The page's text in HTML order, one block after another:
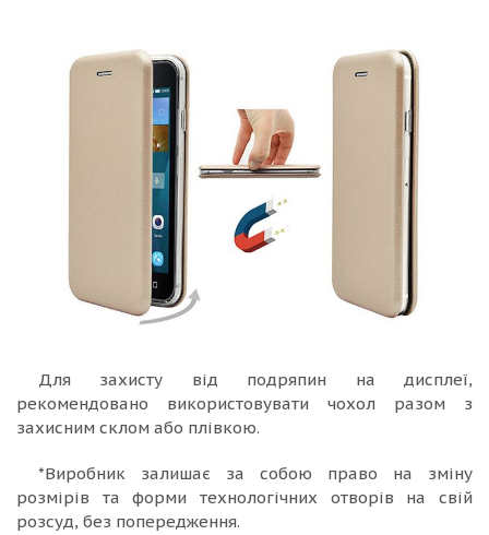
Для захисту від подряпин на дисплеї,
рекомендовано використовувати чохол разом з
захисним склом або плівкою.
*Виробник залишає за собою право на зміну
розмірів та форми технологічних отворів на свій
розсуд, без попередження.